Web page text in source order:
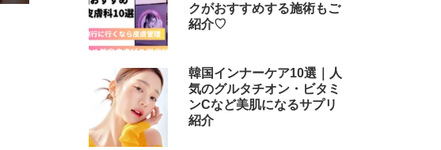
クがおすすめする施術もご
紹介♡
韓国インナーケア10選｜人
気のグルタチオン・ビタミ
ンCなど美肌になるサプリ
紹介